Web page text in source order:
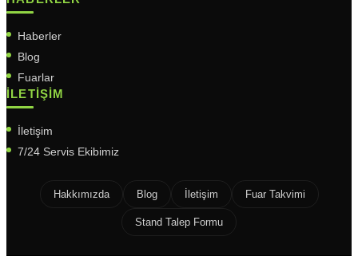
Haberler
Blog
Fuarlar
İLETIŞIM
İletişim
7/24 Servis Ekibimiz
Hakkımızda Blog İletişim Fuar Takvimi
Stand Talep Formu